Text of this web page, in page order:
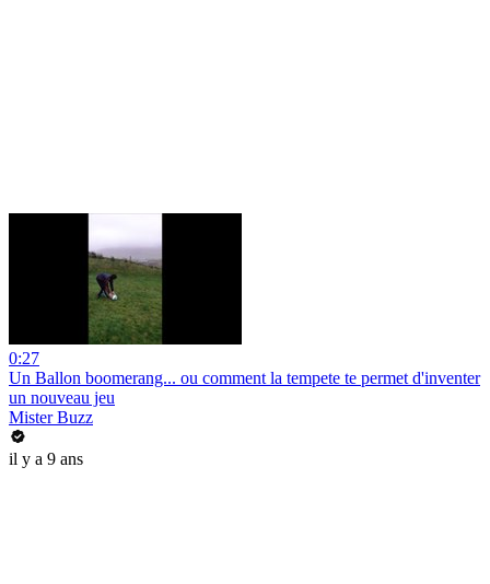
0:27
Un Ballon boomerang... ou comment la tempete te permet d'inventer
un nouveau jeu
Mister Buzz
il y a 9 ans